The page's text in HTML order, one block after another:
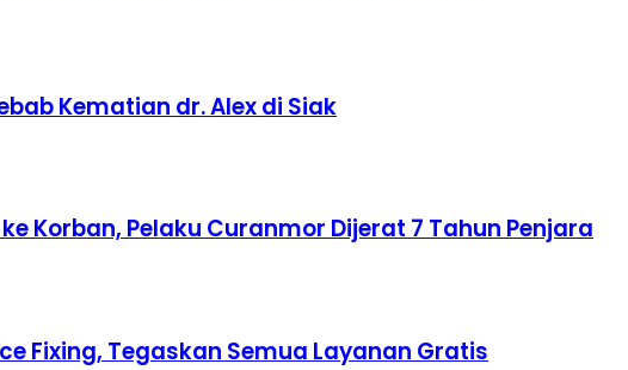
Kematian dr. Alex di Siak
Korban, Pelaku Curanmor Dijerat 7 Tahun Penjara
Fixing, Tegaskan Semua Layanan Gratis